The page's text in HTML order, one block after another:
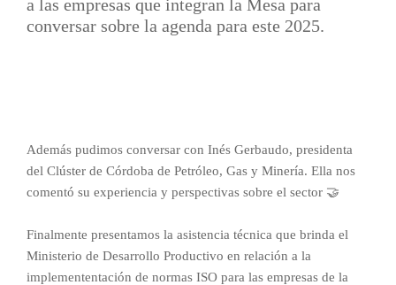
a las empresas que integran la Mesa para
conversar sobre la agenda para este 2025.
Además pudimos conversar con Inés Gerbaudo, presidenta
del Clúster de Córdoba de Petróleo, Gas y Minería. Ella nos
comentó su experiencia y perspectivas sobre el sector 🤝
Finalmente presentamos la asistencia técnica que brinda el
Ministerio de Desarrollo Productivo en relación a la
implemententación de normas ISO para las empresas de la